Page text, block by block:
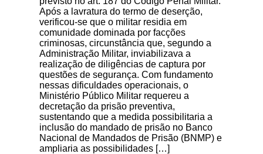
Após a lavratura do termo de deserção,
verificou-se que o militar residia em
comunidade dominada por facções
criminosas, circunstância que, segundo a
Administração Militar, inviabilizava a
realização de diligências de captura por
questões de segurança. Com fundamento
nessas dificuldades operacionais, o
Ministério Público Militar requereu a
decretação da prisão preventiva,
sustentando que a medida possibilitaria a
inclusão do mandado de prisão no Banco
Nacional de Mandados de Prisão (BNMP) e
ampliaria as possibilidades […]